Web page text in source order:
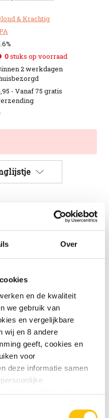
Over
en de kwaliteit
we gebruik van
en vergelijkbare
wij en 8 andere
geeft, cookies en
voor
deze informatie samen
gepersonaliseerde
& Krachtig
0stuks op voorraad
2 werkdagen
- Vanaf 75 gratis
een IPA. Bier met een
tonen en aroma's
fruit en bitter
vis, vleesgerechte
op: 6-8 graden